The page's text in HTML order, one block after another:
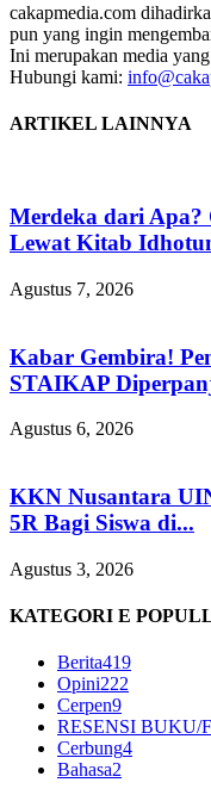
cakapmedia.com
pun yang ingin
Ini merupakan media
Hubungi kami:
ARTIKEL LAINNYA
Merdeka dari Apa?
Lewat Kitab
Agustus 7, 2026
Kabar Gembira!
STAIKAP
Agustus 6, 2026
KKN Nusantara
5R Bagi Siswa di...
Agustus 3, 2026
KATEGORI E
Berita419
Opini222
Cerpen9
RESENSI BUKU/
Cerbung4
Bahasa2